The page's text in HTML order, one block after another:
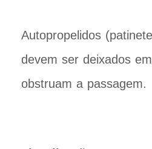
Autopropelidos
devem ser deixados
obstruam a passagem.